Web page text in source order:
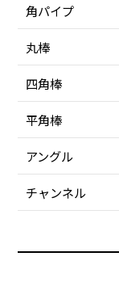
角パイプ
丸棒
四角棒
平角棒
アングル
チャンネル